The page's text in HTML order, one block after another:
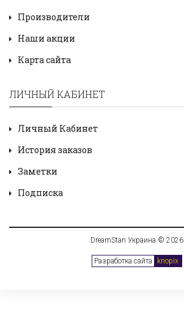
Производители
Наши акции
Карта сайта
ЛИЧНЫЙ КАБИНЕТ
Личный Кабинет
История заказов
Заметки
Подписка
DreamStan Украина © 2026
Разработка сайта knopix